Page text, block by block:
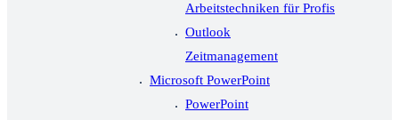
Arbeitstechniken für Profis
Outlook
Zeitmanagement
Microsoft PowerPoint
PowerPoint